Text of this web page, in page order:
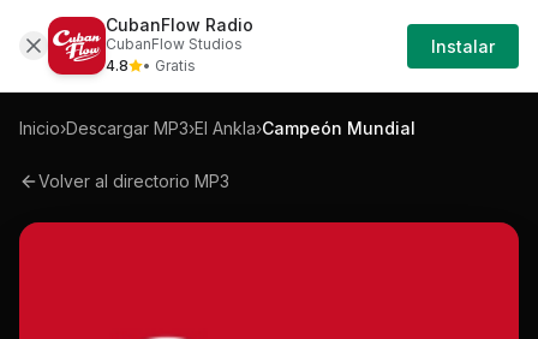
Mp3 El-ankla-campeon-mundial-mp3
Iniciar
Sesión
Inicio›Descargar MP3›El Ankla›Campeón Mundial
Volver al directorio MP3
CubanFlow Radio
CubanFlow Studios
4.8
• Gratis
Instalar